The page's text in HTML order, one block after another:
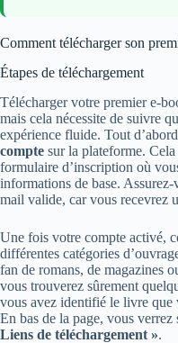
Comment télécharger son
Étapes de téléchargement
Télécharger votre premier e-
mais cela nécessite de suivre
expérience fluide. Tout
compte sur la plateforme.
formulaire d’inscription où
informations de base. Assurez-
mail valide, car vous recevrez
Une fois votre compte activé,
différentes catégories
fan de romans, de magazines
vous trouverez sûrement
vous avez identifié le livre que
En bas de la page, vous
Liens de téléchargement ».